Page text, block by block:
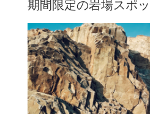
期間限定の岩場スポッ